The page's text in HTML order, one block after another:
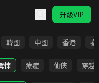
升級VIP
韓國 中國 香港 泰
悚 療癒 仙俠 穿越